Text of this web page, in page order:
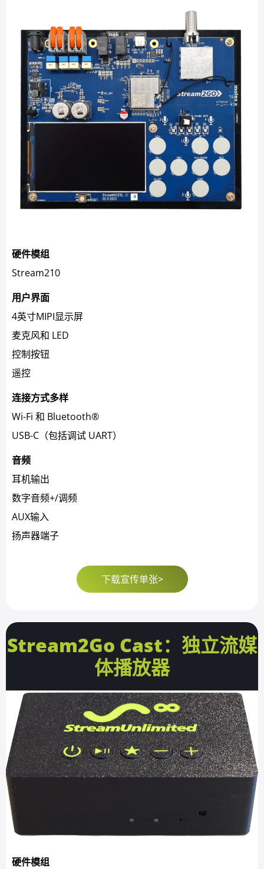
硬件模组
Stream210
用户界面
4英寸MIPI显示屏
麦克风和 LED
控制按钮
遥控
连接方式多样
Wi-Fi 和 Bluetooth®
USB-C（包括调试 UART）
音频
耳机输出
数字音频+/调频
AUX输入
扬声器端子
下载宣传单张>
Stream2Go Cast：独立流媒
体播放器
硬件模组